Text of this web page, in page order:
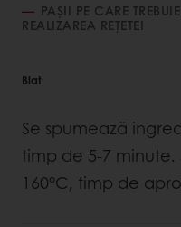
PAȘII PE CARE
REALIZAREA REȚETEI
Blat
Se spumează
timp de 5-7
160°C, timp de